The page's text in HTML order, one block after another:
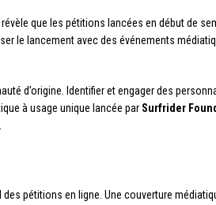
révèle que les pétitions lancées en début de
le lancement avec des événements
d’origine. Identifier et engager des
à usage unique lancée par Surfrider
pétitions en ligne. Une couverture